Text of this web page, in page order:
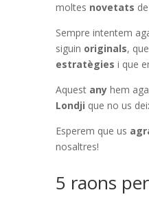
moltes novetats
Sempre intentem
siguin originals,
estratègies i que
Aquest anyhem
Londji que no us
Esperem que us
nosaltres!
5 raons